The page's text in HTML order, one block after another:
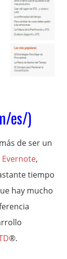
es/)
de ser un
Evernote,
tiempo
hay mucho
®.